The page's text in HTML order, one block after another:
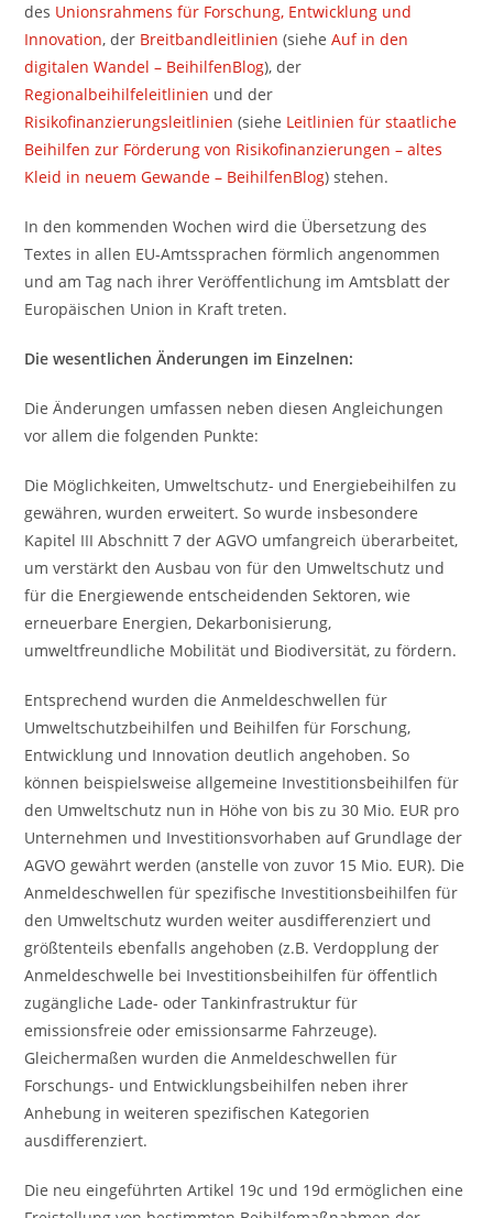
des Unionsrahmens für Forschung, Entwicklung und
Innovation, der Breitbandleitlinien (sieheAuf in den
digitalen Wandel – BeihilfenBlog), der
Regionalbeihilfeleitlinien und der
Risikofinanzierungsleitlinien (siehe Leitlinien für staatliche
Beihilfen zur Förderung von Risikofinanzierungen – altes
Kleid in neuem Gewande – BeihilfenBlog) stehen.
In den kommenden Wochen wird die Übersetzung des
Textes in allen EU-Amtssprachen förmlich angenommen
und am Tag nach ihrer Veröffentlichung im Amtsblatt der
Europäischen Union in Kraft treten.
Die wesentlichen Änderungen im Einzelnen:
Die Änderungen umfassen neben diesen Angleichungen
vor allem die folgenden Punkte:
Die Möglichkeiten, Umweltschutz- und Energiebeihilfen zu
gewähren, wurden erweitert. So wurde insbesondere
Kapitel III Abschnitt 7 der AGVO umfangreich überarbeitet,
um verstärkt den Ausbau von für den Umweltschutz und
für die Energiewende entscheidenden Sektoren, wie
erneuerbare Energien, Dekarbonisierung,
umweltfreundliche Mobilität und Biodiversität, zu fördern.
Entsprechend wurden die Anmeldeschwellen für
Umweltschutzbeihilfen und Beihilfen für Forschung,
Entwicklung und Innovation deutlich angehoben. So
können beispielsweise allgemeine Investitionsbeihilfen für
den Umweltschutz nun in Höhe von bis zu 30 Mio. EUR pro
Unternehmen und Investitionsvorhaben auf Grundlage der
AGVO gewährt werden (anstelle von zuvor 15 Mio. EUR). Die
Anmeldeschwellen für spezifische Investitionsbeihilfen für
den Umweltschutz wurden weiter ausdifferenziert und
größtenteils ebenfalls angehoben (z.B. Verdopplung der
Anmeldeschwelle bei Investitionsbeihilfen für öffentlich
zugängliche Lade- oder Tankinfrastruktur für
emissionsfreie oder emissionsarme Fahrzeuge).
Gleichermaßen wurden die Anmeldeschwellen für
Forschungs- und Entwicklungsbeihilfen neben ihrer
Anhebung in weiteren spezifischen Kategorien
ausdifferenziert.
Die neu eingeführten Artikel 19c und 19d ermöglichen eine